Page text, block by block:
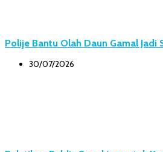
Polije Bantu Olah Daun Gamal Jadi
30/07/2026